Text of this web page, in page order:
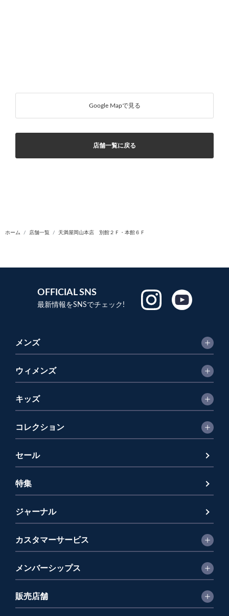
Google Mapで見る
店舗一覧に戻る
ホーム 店舗一覧 天満屋岡山本店 別館２Ｆ・本館６Ｆ
OFFICIAL SNS
最新情報をSNSでチェック!
メンズ
ウィメンズ
キッズ
コレクション
セール
特集
ジャーナル
カスタマーサービス
メンバーシップス
販売店舗